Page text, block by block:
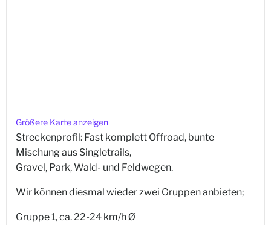
Größere Karte anzeigen
Streckenprofil: Fast komplett Offroad, bunte
Mischung aus Singletrails,
Gravel, Park, Wald- und Feldwegen.
Wir können diesmal wieder zwei Gruppen anbieten;
Gruppe 1, ca. 22-24 km/h Ø